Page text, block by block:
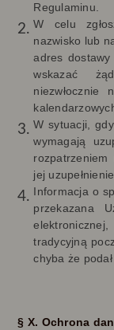
Regulaminu.
W celu
nazwisko lub
adres dostawy
wskazać
W sytuacji,
wymagają
rozpatrzeniem
jej uzupełnienie.
Informacja o
przekazana
tradycyjną
chyba że
§ X. Ochrona